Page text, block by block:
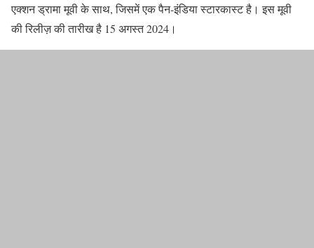
एक्शन ड्रामा मूवी के साथ, जिसमें एक पैन-इंडिया स्टारकास्ट है। इस मूवी
की रिलीज़ की तारीख है 15 अगस्त 2024।